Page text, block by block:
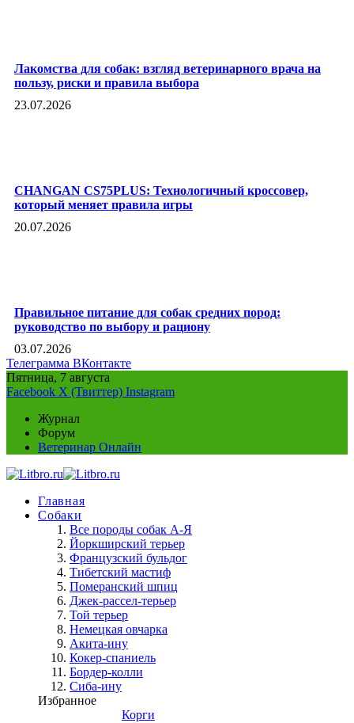
Лакомства для собак: взгляд ветеринарного врача на
пользу, риски и правила выбора
23.07.2026
CHANGAN CS75PLUS: Технологичный кроссовер,
который меняет правила игры
20.07.2026
Правильное питание для собак средних пород:
руководство по выбору и рациону
03.07.2026
Телеграмма ВКонтакте
Пятница, 7 августа
Facebook X (Твиттер) Instagram
Журнал
Форум
Ветеринар Онлайн
Главная
Собаки
Все породы собак А-Я
Йоркширский терьер
Французский бульдог
Тибетский мастиф
Померанский шпиц
Джек-рассел-терьер
Той терьер
Немецкая овчарка
Акита-ину
Кокер-спаниель
Бордер-колли
Сиба-ину
Избранное
Корги